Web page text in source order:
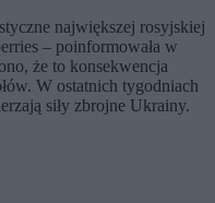
największej rosyjskiej
– poinformowała w
że to konsekwencja
W ostatnich tygodniach
siły zbrojne Ukrainy.